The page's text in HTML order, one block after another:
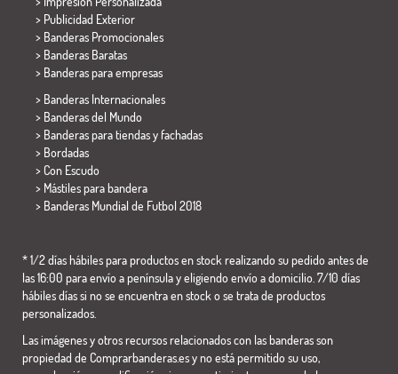
> Publicidad Exterior
> Banderas Promocionales
> Banderas Baratas
> Banderas para empresas
> Banderas Internacionales
> Banderas del Mundo
> Banderas para tiendas y fachadas
> Bordadas
> Con Escudo
> Mástiles para bandera
> Banderas Mundial de Futbol 2018
* 1/2 días hábiles para productos en stock realizando su pedido antes de
las 16:00 para envío a península y eligiendo envío a domicilio. 7/10 días
hábiles días si no se encuentra en stock o se trata de productos
personalizados.
Las imágenes y otros recursos relacionados con las banderas son
propiedad de Comprarbanderas.es y no está permitido su uso,